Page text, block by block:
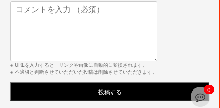
0
※ URLを入力すると、リンクや画像に自動的に変換されます。
※ 不適切と判断させていただいた投稿は削除させていただきます。